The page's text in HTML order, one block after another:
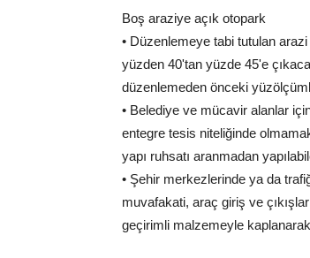
Boş araziye açık otopark
• Düzenlemeye tabi tutulan arazi
yüzden 40'tan yüzde 45'e
düzenlemeden önceki
• Belediye ve mücavir alanlar
entegre tesis niteliğinde
yapı ruhsatı aranmadan
• Şehir merkezlerinde ya da
muvafakati, araç giriş ve
geçirimli malzemeyle